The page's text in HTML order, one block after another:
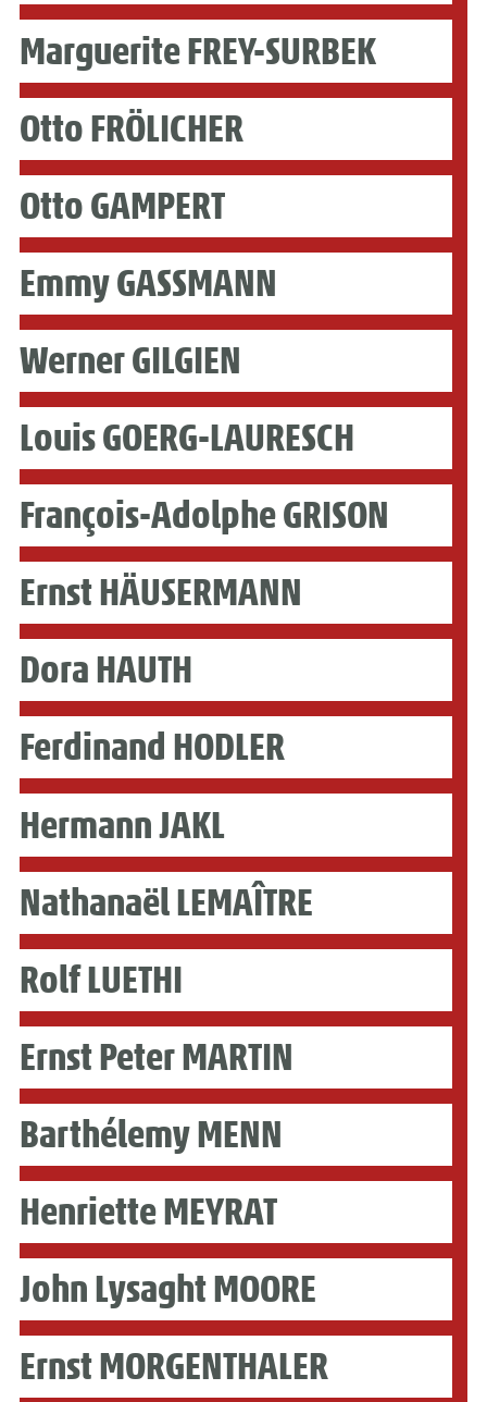
Marguerite FREY-SURBEK
Otto FRÖLICHER
Otto GAMPERT
Emmy GASSMANN
Werner GILGIEN
Louis GOERG-LAURESCH
François-Adolphe GRISON
Ernst HÄUSERMANN
Dora HAUTH
Ferdinand HODLER
Hermann JAKL
Nathanaël LEMAÎTRE
Rolf LUETHI
Ernst Peter MARTIN
Barthélemy MENN
Henriette MEYRAT
John Lysaght MOORE
Ernst MORGENTHALER